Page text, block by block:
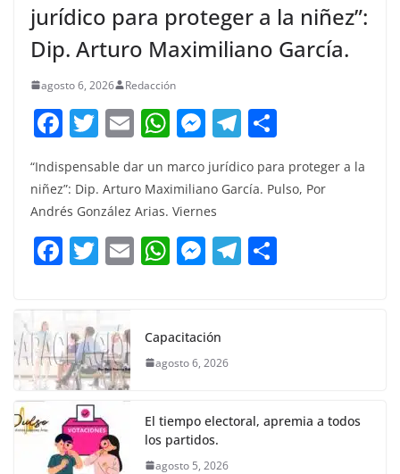
jurídico para proteger a la niñez”:
Dip. Arturo Maximiliano García.
agosto 6, 2026 Redacción
F
c
e
b
o
k
T
w
itt
er
E
ai
l
W
at
s
A
p
M
e
ss
e
n
g
T
e
a
m
m
“Indispensable dar un marco jurídico para proteger a la
niñez”: Dip. Arturo Maximiliano García. Pulso, Por
Andrés González Arias. Viernes
F
c
e
b
o
o
k
T
itt
er
E W
s
A
p
M
e
n
er
T
Capacitación
agosto 6, 2026
El tiempo electoral, apremia a todos
los partidos.
agosto 5, 2026